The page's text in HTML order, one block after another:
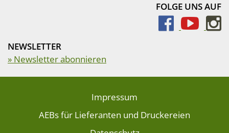
FOLGE UNS AUF
NEWSLETTER
» Newsletter abonnieren
Impressum
AEBs für Lieferanten und Druckereien